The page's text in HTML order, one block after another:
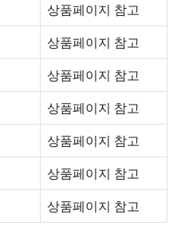
상품페이지 참고
상품페이지 참고
상품페이지 참고
상품페이지 참고
상품페이지 참고
상품페이지 참고
상품페이지 참고